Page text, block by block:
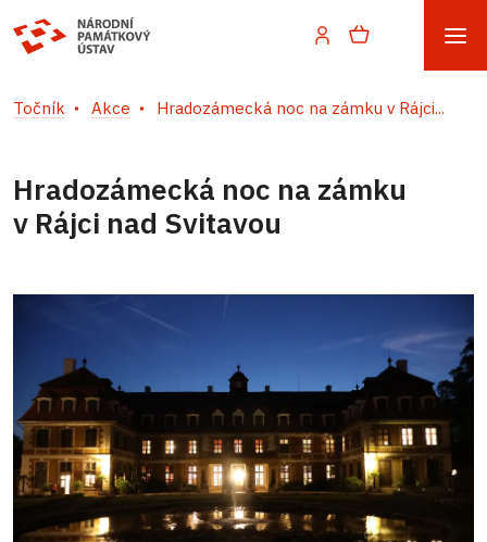
Točník Akce Hradozámecká noc na zámku v Rájci...
Hradozámecká noc na zámku
v Rájci nad Svitavou